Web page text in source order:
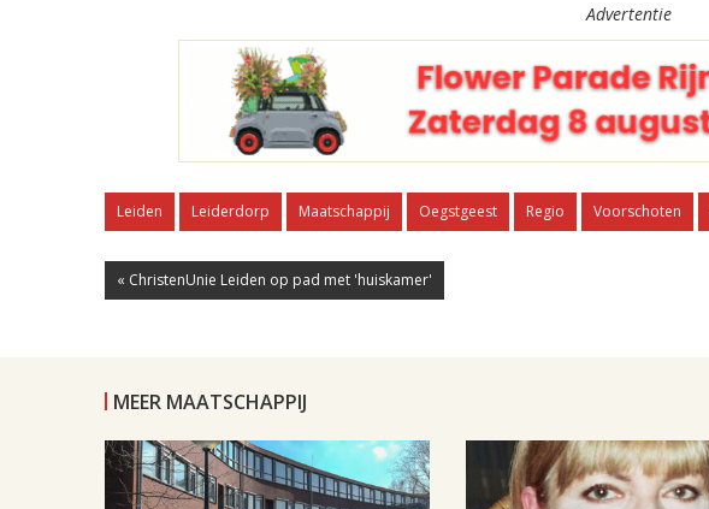
Advertentie
Leiden Leiderdorp Maatschappij Oegstgeest Regio Voorschoten
« ChristenUnie Leiden op pad met 'huiskamer'
MEER MAATSCHAPPIJ